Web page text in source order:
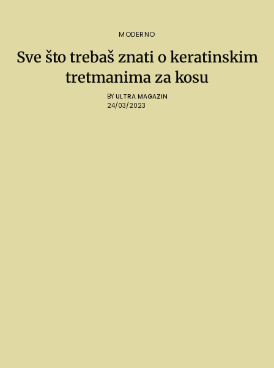
MODERNO
Sve što trebaš znati o keratinskim
tretmanima za kosu
BY ULTRA MAGAZIN
24/03/2023